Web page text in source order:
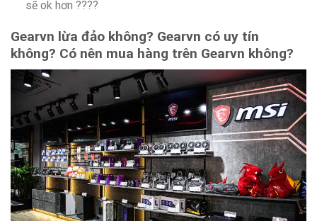
sẽ ok hơn ????
Gearvn lừa đảo không? Gearvn có uy tín
không? Có nên mua hàng trên Gearvn không?